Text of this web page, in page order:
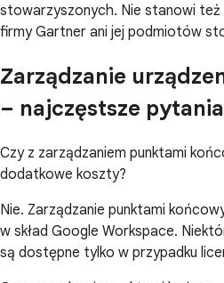
stowarzyszonych. Nie stanowi
firmy Gartner ani jej podmiotów
Zarządzanie
– najczęstsze pytania
Czy z zarządzaniem punktami
dodatkowe koszty?
Nie. Zarządzanie punktami
w skład Google Workspace.
są dostępne tylko w przypadku